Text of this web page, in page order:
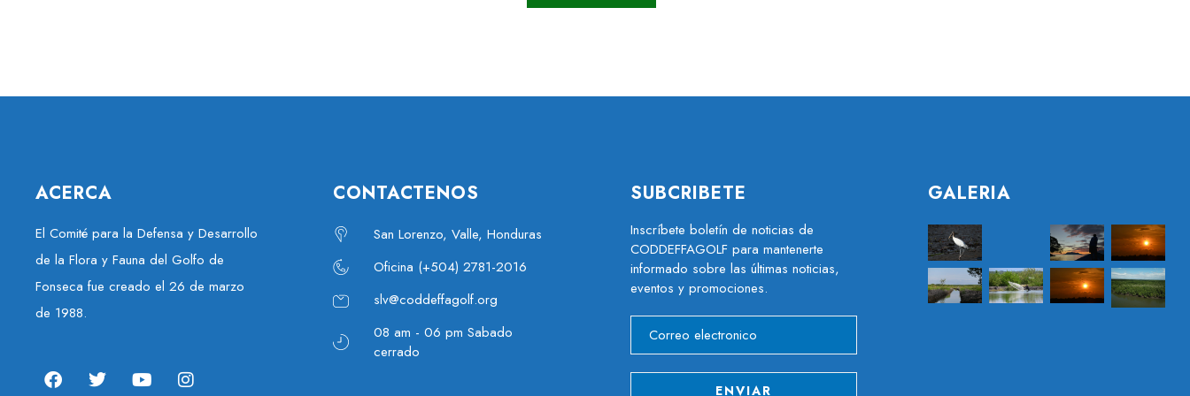
ACERCA
El Comité para la Defensa y Desarrollo
de la Flora y Fauna del Golfo de
Fonseca fue creado el 26 de marzo
de 1988.
CONTACTENOS
San Lorenzo, Valle, Honduras
Oficina (+504) 2781-2016
slv@coddeffagolf.org
08 am - 06 pm Sabado
cerrado
SUBCRIBETE
Inscríbete boletín de noticias de
CODDEFFAGOLF para mantenerte
informado sobre las últimas noticias,
eventos y promociones.
GALERIA